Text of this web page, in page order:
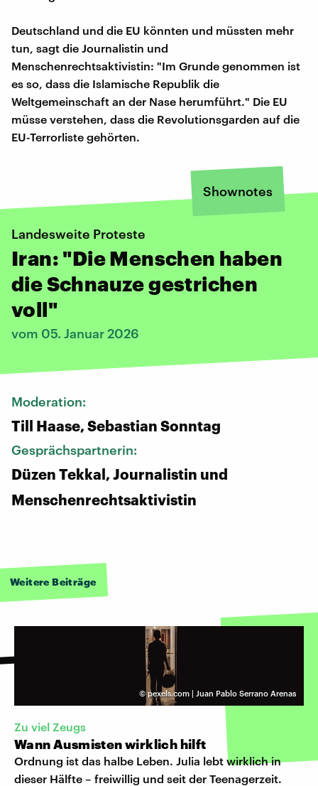
Deutschland und die EU könnten und müssten mehr
tun, sagt die Journalistin und
Menschenrechtsaktivistin: "Im Grunde genommen ist
es so, dass die Islamische Republik die
Weltgemeinschaft an der Nase herumführt." Die EU
müsse verstehen, dass die Revolutionsgarden auf die
EU-Terrorliste gehörten.
Shownotes
Landesweite Proteste
Iran: "Die Menschen haben
die Schnauze gestrichen
voll"
vom 05. Januar 2026
Moderation:
Till Haase, Sebastian Sonntag
Gesprächspartnerin:
Düzen Tekkal, Journalistin und
Menschenrechtsaktivistin
Weitere Beiträge
© pexels.com | Juan Pablo Serrano Arenas
Zu viel Zeugs
Wann Ausmisten wirklich hilft
Ordnung ist das halbe Leben. Julia lebt wirklich in
dieser Hälfte – freiwillig und seit der Teenagerzeit.